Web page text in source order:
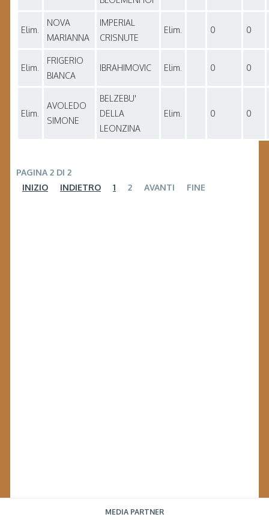
Elim.
NOVA
MARIANNA
IMPERIAL
CRISNUTE
Elim. 0 0
Elim.
FRIGERIO
BIANCA
IBRAHIMOVIC Elim. 0 0
Elim.
AVOLEDO
SIMONE
BELZEBU'
DELLA
LEONZINA
Elim. 0 0
PAGINA 2 DI 2
INIZIO
INDIETRO 1 2 AVANTI FINE
MEDIA PARTNER